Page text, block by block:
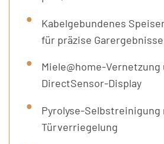
Kabelgebundenes
für präzise Garergebnisse
Miele@home-Vernetzung
DirectSensor-Display
Pyrolyse-Selbstreinigung
Türverriegelung